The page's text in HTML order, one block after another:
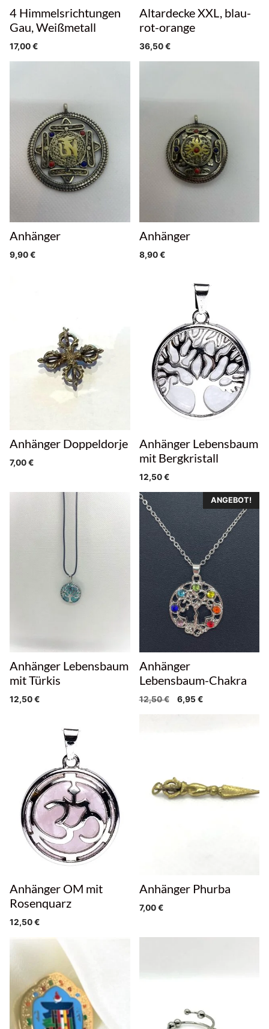
4 Himmelsrichtungen
Gau, Weißmetall
17,00€
Altardecke XXL, blau-
rot-orange
36,50€
Anhänger
9,90€
Anhänger
8,90€
Anhänger Doppeldorje
7,00€
Anhänger Lebensbaum
mit Bergkristall
12,50€
Anhänger Lebensbaum
mit Türkis
12,50€
ANGEBOT!
Anhänger
Lebensbaum-Chakra
12,50€
Ursprünglicher
6,95€Aktueller
Anhänger OM mit
Rosenquarz
12,50€
Anhänger Phurba
7,00€